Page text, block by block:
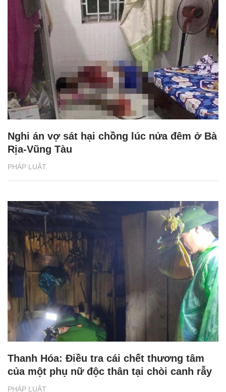
PHÁP LUẬT
Nghi án vợ sát hại chồng lúc nửa đêm ở Bà
Rịa-Vũng Tàu
PHÁP LUẬT
Thanh Hóa: Điều tra cái chết thương tâm
của một phụ nữ độc thân tại chòi canh rẫy